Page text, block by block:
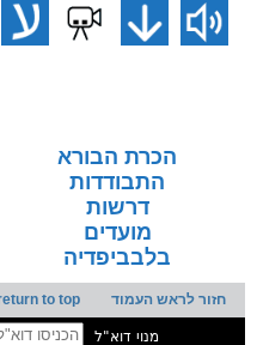
הכרת הבורא
התבודדות
דרשות
מועדים
בלבביפדיה
חזור לראש העמוד to top
מנוי דוא"ל